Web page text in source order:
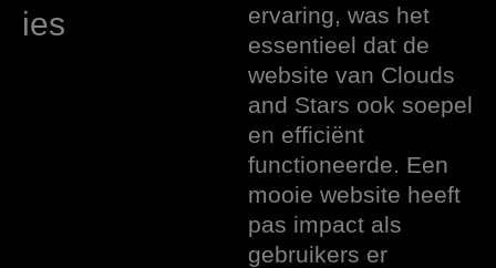
ies
ervaring, was het
essentieel dat de
website van Clouds
and Stars ook soepel
en efficiënt
functioneerde. Een
mooie website heeft
pas impact als
gebruikers er